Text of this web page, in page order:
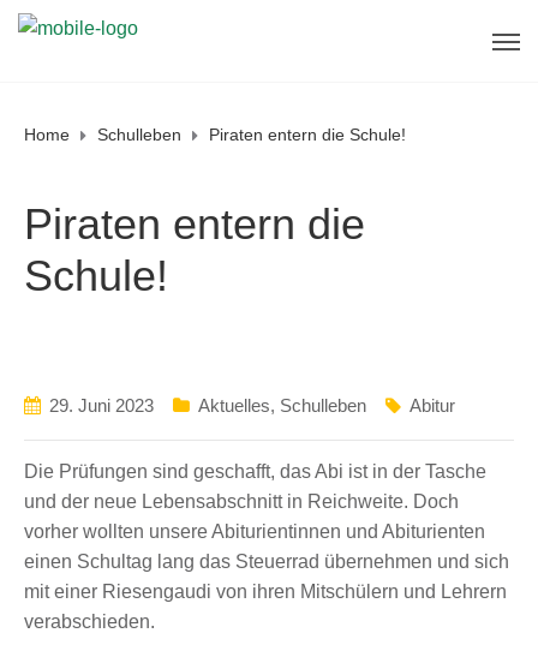
Home Schulleben Piraten entern die Schule!
Piraten entern die
Schule!
29. Juni 2023 Aktuelles, Schulleben Abitur
Die Prüfungen sind geschafft, das Abi ist in der Tasche
und der neue Lebensabschnitt in Reichweite. Doch
vorher wollten unsere Abiturientinnen und Abiturienten
einen Schultag lang das Steuerrad übernehmen und sich
mit einer Riesengaudi von ihren Mitschülern und Lehrern
verabschieden.
Erreichbarkeit in denSommerferien
Vom 10. - 12. Augustund vom 2. bis 4.
Am Mittwoch den
19. Augustund am Mittwoch,
den 26. Augustvon10 - 12 Uhr
sind wir unter
08593/411